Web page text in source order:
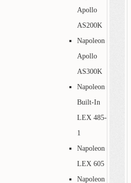
Apollo
AS200K
Napoleon
Apollo
AS300K
Napoleon
Built-In
LEX 485-
1
Napoleon
LEX 605
Napoleon